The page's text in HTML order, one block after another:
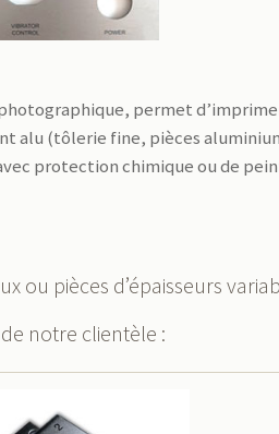
permet
alu (tôlerie fine, pièces
protection chimique ou de
ou pièces d’épaisseurs
notre clientèle :